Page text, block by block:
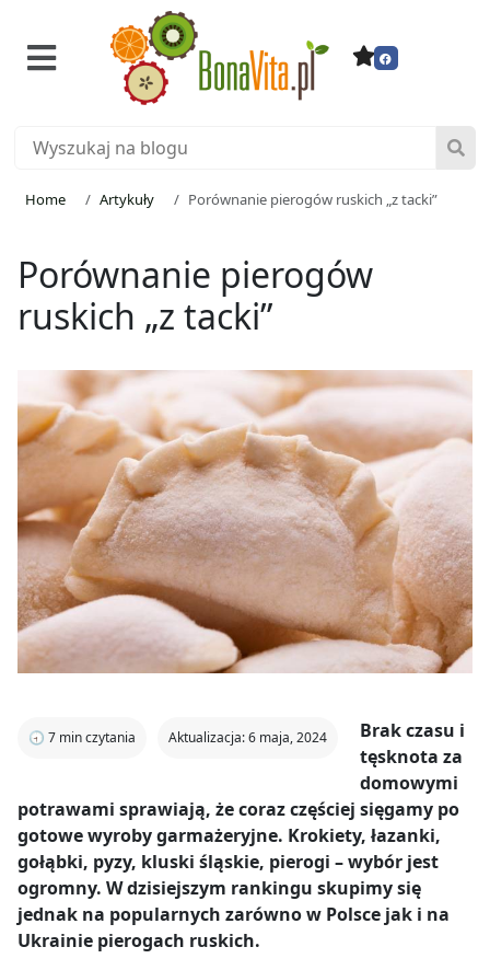
Home Artykuły Porównanie pierogów ruskich „z tacki”
Porównanie pierogów
ruskich „z tacki”
🕣 7 min czytania Aktualizacja: 6 maja, 2024
Brak czasu i
tęsknota za
domowymi
potrawami sprawiają, że coraz częściej sięgamy po
gotowe wyroby garmażeryjne. Krokiety, łazanki,
gołąbki, pyzy, kluski śląskie, pierogi – wybór jest
ogromny. W dzisiejszym rankingu skupimy się
jednak na popularnych zarówno w Polsce jak i na
Ukrainie pierogach ruskich.